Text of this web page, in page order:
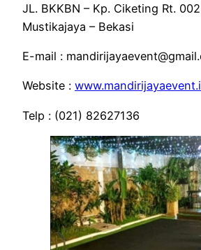
JL. BKKBN – Kp. Ciketing Rt.
Mustikajaya – Bekasi
E-mail :
Website :
Telp : (021) 82627136